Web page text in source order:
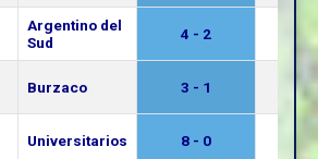
Argentino del
Sud
4 - 2
Burzaco 3 - 1
Universitarios 8 - 0